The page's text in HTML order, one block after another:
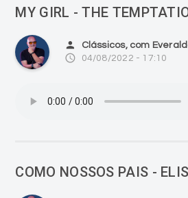
MY GIRL - THE
person Clássicos, com
access_time 04/08/2022 - 17:10
COMO NOSSOS PAIS -